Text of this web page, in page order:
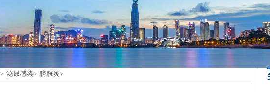
> 泌尿感染> 膀胱炎>